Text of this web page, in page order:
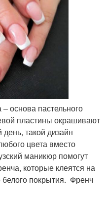
основа пастельного
пластины окрашивают
такой дизайн
цвета вместо
маникюр помогут
которые клеятся на
белого покрытия. Френч